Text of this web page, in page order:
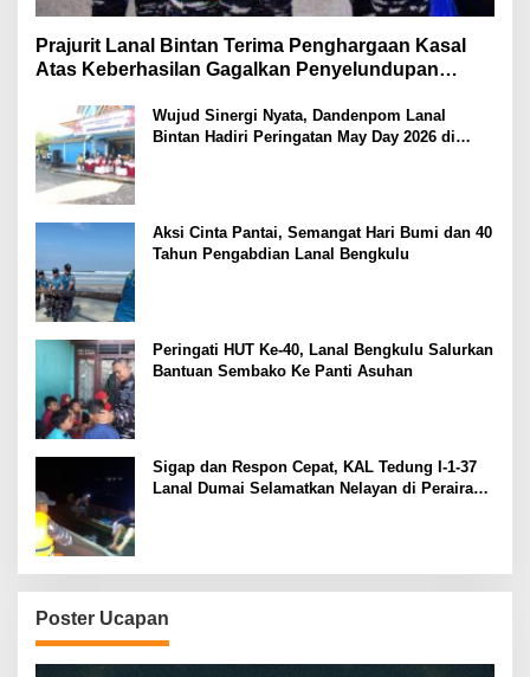
Prajurit Lanal Bintan Terima Penghargaan Kasal
Atas Keberhasilan Gagalkan Penyelundupan
Wujud Sinergi Nyata, Dandenpom Lanal
Bintan Hadiri Peringatan May Day 2026 di
Aksi Cinta Pantai, Semangat Hari Bumi dan 40
Tahun Pengabdian Lanal Bengkulu
Peringati HUT Ke-40, Lanal Bengkulu Salurkan
Bantuan Sembako Ke Panti Asuhan
Sigap dan Respon Cepat, KAL Tedung I-1-37
Lanal Dumai Selamatkan Nelayan di Perairan
Poster Ucapan